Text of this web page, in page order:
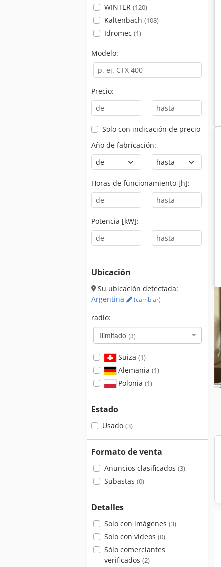
WINTER (120)
Kaltenbach (108)
Idromec (1)
Modelo:
Precio:
-
Solo con indicación de precio
Año de fabricación:
-
Horas de funcionamiento [h]:
-
Potencia [kW]:
-
Ubicación
Su ubicación detectada:
Argentina
(cambiar)
radio:
Ilimitado (3)
Suiza (1)
Alemania (1)
Polonia (1)
Estado
Usado (3)
Formato de venta
Anuncios clasificados (3)
Subastas (0)
Detalles
Solo con imágenes (3)
Solo con videos (0)
Sólo comerciantes
verificados (2)